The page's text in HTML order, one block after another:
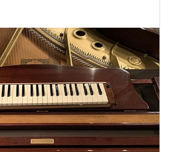
方裏返し、脱ぎ散らかしなんて当…